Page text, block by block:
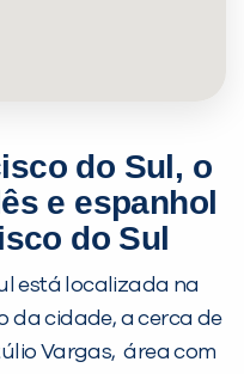
do Sul, o
e espanhol
do Sul
está localizada na
da cidade, a cerca de
Vargas, área com